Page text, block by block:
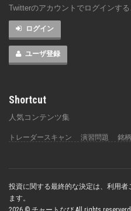
Twitterのアカウントでログインする
ログイン
ユーザ登録
Shortcut
人気コンテンツ集
トレーダースキャン 演習問題 銘
投資に関する最終的な決定は、利用
ます。